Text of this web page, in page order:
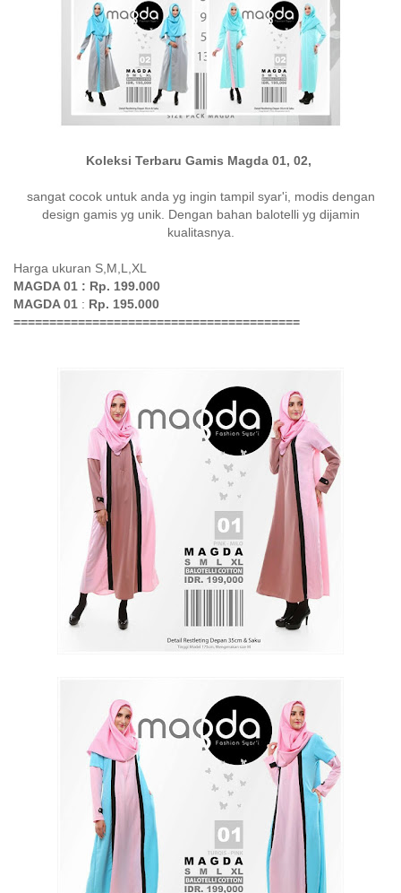
Koleksi Terbaru Gamis Magda 01, 02,
sangat cocok untuk anda yg ingin tampil syar'i, modis dengan
design gamis yg unik. Dengan bahan balotelli yg dijamin
kualitasnya.
Harga ukuran S,M,L,XL
MAGDA 01 : Rp. 199.000
MAGDA 01 : Rp. 195.000
========================================